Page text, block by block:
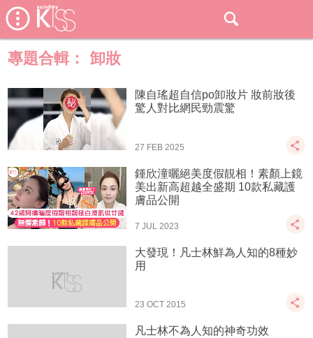
專題合輯： 卸妝
陳自瑤超自信po卸妝片 妝前妝後
驚人對比網民勁震驚
27 FEB 2025
鍾欣潼曬絕美度假靚相！素顏上鏡
美出新高超越全盛期 10款私藏護
膚品公開
7 JUL 2023
大發現！凡士林鮮為人知的8種妙
用
23 OCT 2015
凡士林不為人知的神奇功效